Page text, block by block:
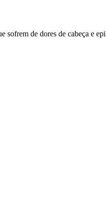
sofrem de dores de cabeça e